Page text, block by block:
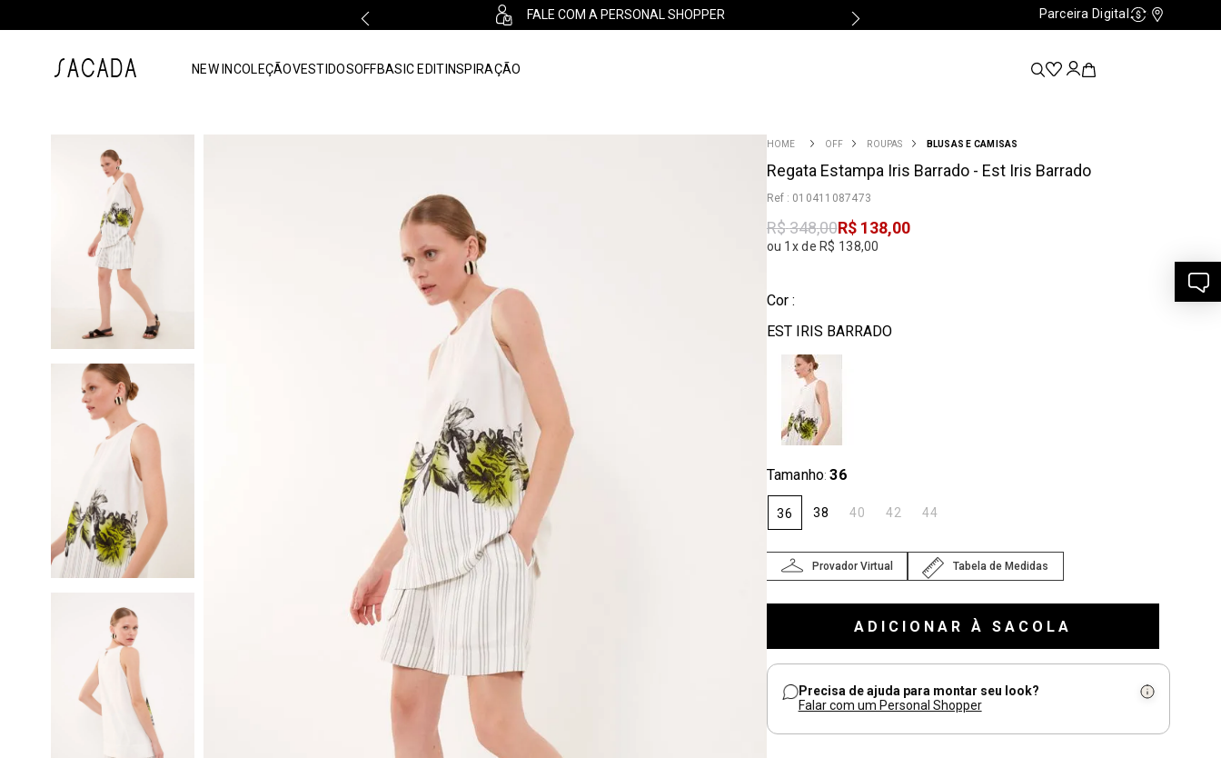
FALE COM A PERSONAL SHOPPER Parceira Digital Cashback
NEW INCOLEÇÃOVESTIDOSOFFBASIC EDITINSPIRAÇÃO
OFF ROUPAS BLUSAS E CAMISAS
Regata Estampa Iris Barrado - Est Iris Barrado
: 010411087473
R$348,00R$ 138,00
ou 1x de R$ 138,00
Cor :
EST IRIS BARRADO
Tamanho: 36
36 38 40 42 44
Provador Virtual Tabela de Medidas
ADICIONAR À SACOLA
Precisa de ajuda para montar seu look?
Falar com um Personal Shopper
vestido midi